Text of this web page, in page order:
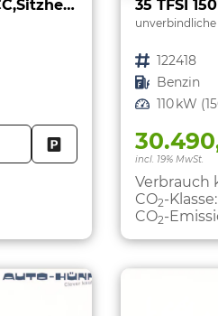
35 TFSI 150 PS S-Tronic -Kamera,ACC,Sitzheizung-4 Jahre Garantie-Sofort
FAHRZEUG PARKEN
unverbindliche
Fahrzeugnr. 122418
Kraftstoff Benzin
Leistung 110 kW
incl. 19% MwSt.
Verbrauch
CO2-Klasse:
CO2-